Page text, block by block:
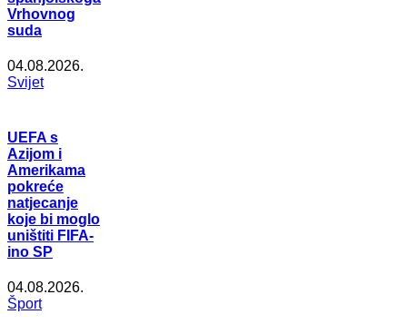
Vrhovnog
suda
04.08.2026.
Svijet
UEFA s
Azijom i
Amerikama
pokreće
natjecanje
koje bi moglo
uništiti FIFA-
ino SP
04.08.2026.
Šport